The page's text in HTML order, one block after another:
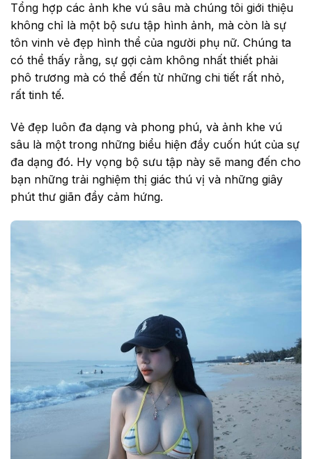
Tổng hợp các ảnh khe vú sâu mà chúng tôi giới thiệu
không chỉ là một bộ sưu tập hình ảnh, mà còn là sự
tôn vinh vẻ đẹp hình thể của người phụ nữ. Chúng ta
có thể thấy rằng, sự gợi cảm không nhất thiết phải
phô trương mà có thể đến từ những chi tiết rất nhỏ,
rất tinh tế.
Vẻ đẹp luôn đa dạng và phong phú, và ảnh khe vú
sâu là một trong những biểu hiện đầy cuốn hút của sự
đa dạng đó. Hy vọng bộ sưu tập này sẽ mang đến cho
bạn những trải nghiệm thị giác thú vị và những giây
phút thư giãn đầy cảm hứng.